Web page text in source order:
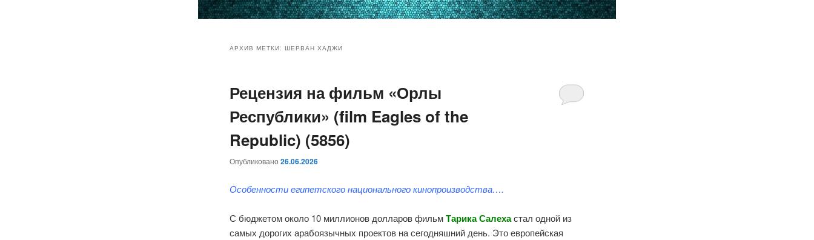
основному
содержимому
дополнительному
содержимому
АРХИВ МЕТКИ:ШЕРВАН ХАДЖИ
Рецензия на фильм «Орлы
Республики» (film Eagles of the
Republic) (5856)
Опубликовано26.06.2026
Особенности египетского национального кинопроизводства….
С бюджетом около 10 миллионов долларов фильмТарика Салехастал одной из
самых дорогих арабоязычных проектов на сегодняшний день. Это европейская